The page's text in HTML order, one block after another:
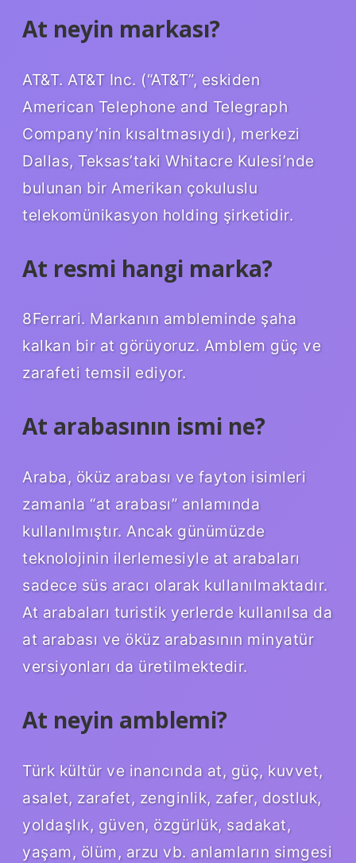
At neyin markası?
AT&T. AT&T Inc. (“AT&T”, eskiden
American Telephone and Telegraph
Company’nin kısaltmasıydı), merkezi
Dallas, Teksas’taki Whitacre Kulesi’nde
bulunan bir Amerikan çokuluslu
telekomünikasyon holding şirketidir.
At resmi hangi marka?
8Ferrari. Markanın ambleminde şaha
kalkan bir at görüyoruz. Amblem güç ve
zarafeti temsil ediyor.
At arabasının ismi ne?
Araba, öküz arabası ve fayton isimleri
zamanla “at arabası” anlamında
kullanılmıştır. Ancak günümüzde
teknolojinin ilerlemesiyle at arabaları
sadece süs aracı olarak kullanılmaktadır.
At arabaları turistik yerlerde kullanılsa da
at arabası ve öküz arabasının minyatür
versiyonları da üretilmektedir.
At neyin amblemi?
Türk kültür ve inancında at, güç, kuvvet,
asalet, zarafet, zenginlik, zafer, dostluk,
yoldaşlık, güven, özgürlük, sadakat,
yaşam, ölüm, arzu vb. anlamların simgesi